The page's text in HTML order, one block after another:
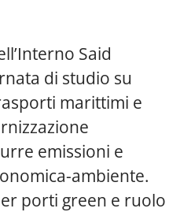
Said
di studio su
marittimi e
emissioni e
ambiente.
porti green e ruolo